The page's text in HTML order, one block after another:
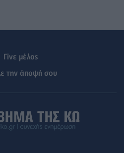
Γίνε μέλος
την άποψή σου